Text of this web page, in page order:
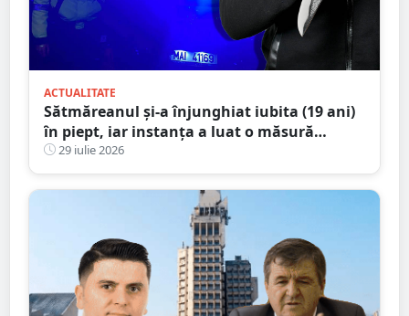
ACTUALITATE
Sătmăreanul și-a înjunghiat iubita (19 ani)
în piept, iar instanța a luat o măsură
radicală
29 iulie 2026